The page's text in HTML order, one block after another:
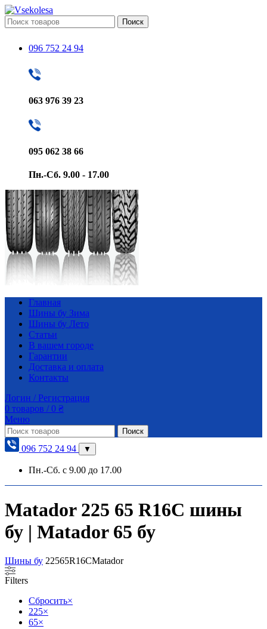
Поиск
096 752 24 94
063 976 39 23
095 062 38 66
Пн.-Сб. 9.00 - 17.00
Главная
Шины бу Зима
Шины бу Лето
Статьи
В вашем городе
Гарантии
Доставка и оплата
Контакты
Логин / Регистрация
0 товаров / 0 ₴
Меню
Поиск
096 752 24 94 ▼
Пн.-Сб. с 9.00 до 17.00
Matador 225 65 R16C шины
бу | Matador 65 бу
Шины бу 22565R16CMatador
Filters
Сбросить×
225×
65×